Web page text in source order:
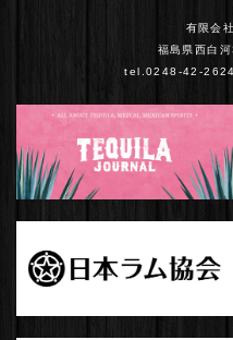
有限会
福島県西白
tel.0248-42-